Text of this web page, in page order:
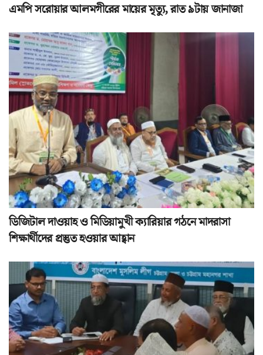
এমপি সরোয়ার আলমগীরের মায়ের মৃত্যু, রাত ৯টায় জানাজা
ডিজিটাল দাওয়াহ ও মিডিয়ামুখী ক্যারিয়ার গঠনে মাদরাসা
শিক্ষার্থীদের প্রস্তুত হওয়ার আহ্বান